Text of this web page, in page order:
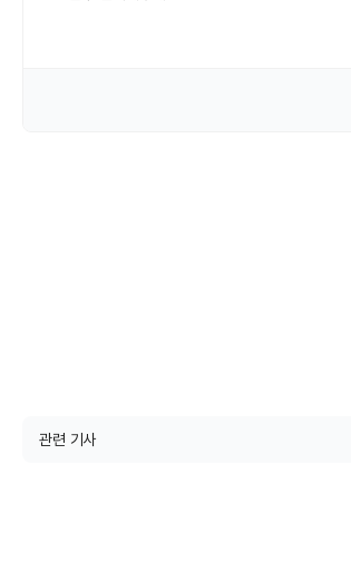
관련 기사